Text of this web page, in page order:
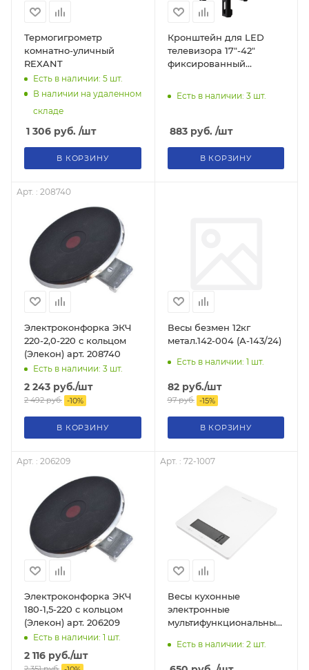
Термогигрометр
комнатно-уличный
REXANT
Есть в наличии: 5 шт.
В наличии на удаленном
складе
1 306 руб. /шт
В КОРЗИНУ
Кронштейн для LED
телевизора 17"-42"
фиксированный
Есть в наличии: 3шт.
883руб. /шт
В КОРЗИНУ
Арт. : 208740
Электроконфорка ЭКЧ
220-2,0-220 с кольцом
(Элекон) арт. 208740
Есть в наличии: 3 шт.
2 243 руб./шт
2 492руб. -10%
В КОРЗИНУ
Весы безмен 12кг
метал.142-004 (А-143/24)
Есть в наличии: 1 шт.
82руб./шт
97руб. -15%
В КОРЗИНУ
Арт. : 206209
Электроконфорка ЭКЧ
180-1,5-220 с кольцом
(Элекон) арт. 206209
Есть в наличии: 1 шт.
2 116 руб./шт
Арт. : 72-1007
Весы кухонные
электронные
мультифункциональные,
REXANT
Есть в наличии: 2шт.